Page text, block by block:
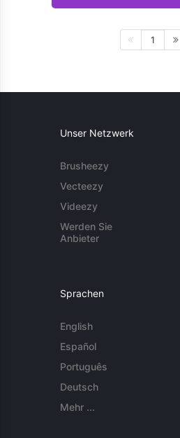
1
Unser Netzwerk
Brusheezy
Vecteezy
Videezy
Werden Sie
Anbieter
Sprachen
English
Español
Português
Deutsch
Mehr ...